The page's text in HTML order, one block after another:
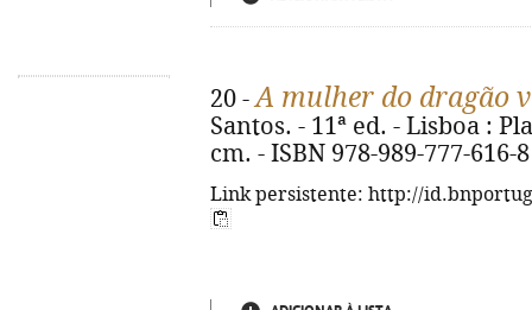
20 -A mulher do dragão
Santos. - 11ª ed. - Lisboa :
cm. - ISBN 978-989-777-616-8
Link persistente: http://